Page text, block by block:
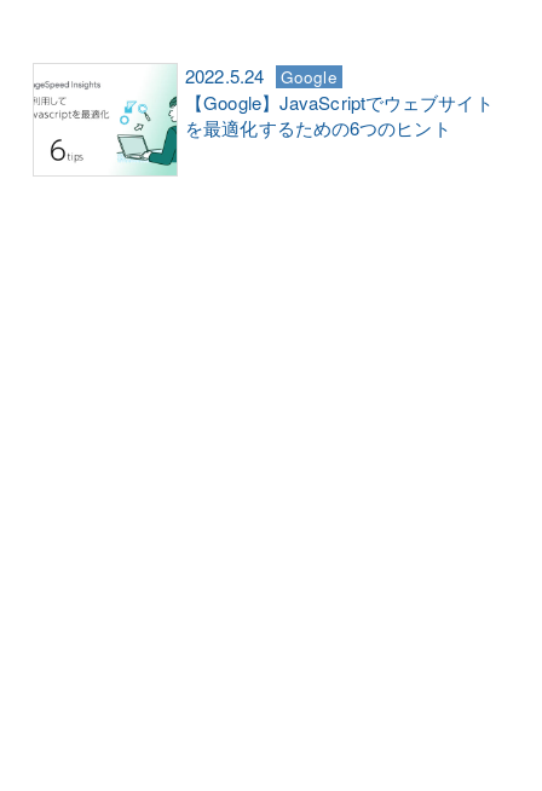
2022.5.24 Google
【Google】JavaScriptでウェブサイト
を最適化するための6つのヒント